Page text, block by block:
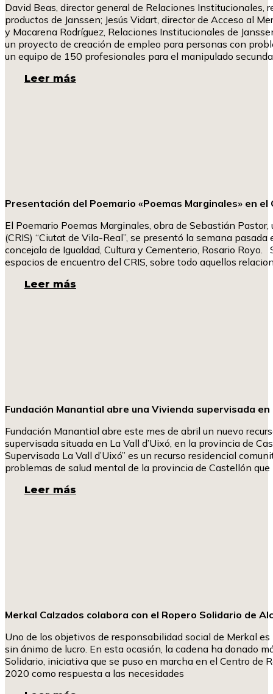
David Beas, director general de Relaciones Institucionales,
productos de Janssen; Jesús Vidart, director de Acceso al
y Macarena Rodríguez, Relaciones Institucionales de
un proyecto de creación de empleo para personas con
un equipo de 150 profesionales para el manipulado
Leer más
Presentación del Poemario «Poemas Marginales» en el
El Poemario Poemas Marginales, obra de Sebastián
(CRIS) “Ciutat de Vila-Real”, se presentó la semana
concejala de Igualdad, Cultura y Cementerio, Rosario
espacios de encuentro del CRIS, sobre todo aquellos
Leer más
Fundación Manantial abre una Vivienda supervisada en
Fundación Manantial abre este mes de abril un nuevo
supervisada situada en La Vall d’Uixó, en la provincia de
Supervisada La Vall d’Uixó” es un recurso residencial
problemas de salud mental de la provincia de Castellón
Leer más
Merkal Calzados colabora con el Ropero Solidario de
Uno de los objetivos de responsabilidad social de Merkal
sin ánimo de lucro. En esta ocasión, la cadena ha donado
Solidario, iniciativa que se puso en marcha en el Centro de
2020 como respuesta a las necesidades